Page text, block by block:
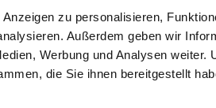
zu personalisieren,
Außerdem geben wir
Werbung und Analysen weiter.
die Sie ihnen bereitgestellt